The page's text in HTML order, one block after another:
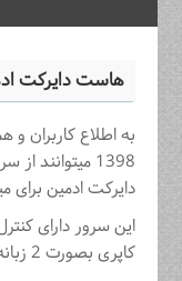
هاست دایرکت
1398
دایرکت ادمین
این سرور دارای
کاپری بصورت 2 زبانه (فارسی و انگلیسی) می باشد.